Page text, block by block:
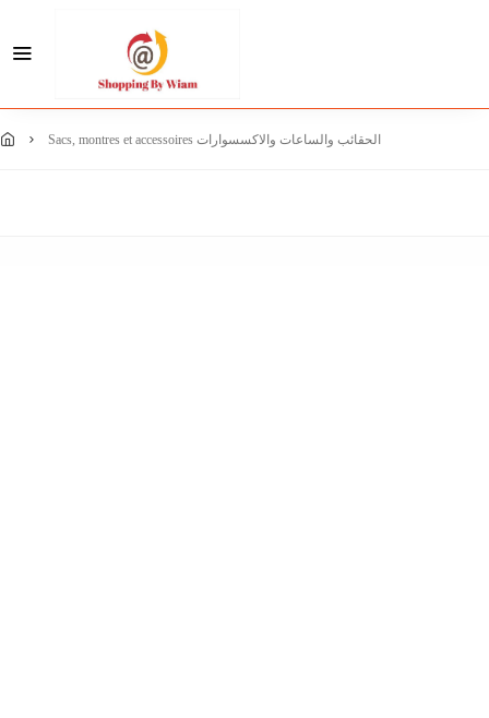
sacs, montres et accessoires الحقائب والساعات والاكسسوارات